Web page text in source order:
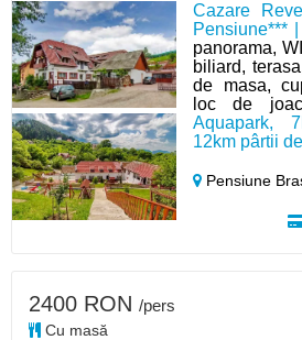
Cazare
Pensiune*** |
panorama,
biliard,
de masa,
loc de
Aquapark,
12km pârtii
Pensiune
2400 RON /pers
Cu masă